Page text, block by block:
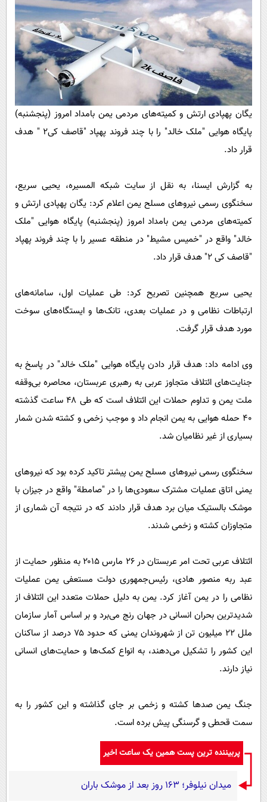
سرگرمی
فناوری
گوناگون
حوادث
محیط زیست
سلامت
فرهنگی
اجتماعی
حیات وحش
سیاست خارجی
پیامک
روانشناسی
آشپزی
دانلود
یگان پهپادی ارتش و کمیته‌های مردمی یمن بامداد امروز (پنجشنبه)
پایگاه هوایی "ملک خالد" را با چند فروند پهپاد "قاصف کی۲ " هدف
قرار داد.
به گزارش ایسنا، به نقل از سایت شبکه المسیره، یحیی سریع،
سخنگوی رسمی نیرو‌های مسلح یمن اعلام کرد: یگان پهپادی ارتش و
کمیته‌های مردمی یمن بامداد امروز (پنجشنبه) پایگاه هوایی "ملک
خالد" واقع در "خمیس مشیط" در منطقه عسیر را با چند فروند پهپاد
"قاصف کی ۲" هدف قرار داد.
یحیی سریع همچنین تصریح کرد: طی عملیات اول، سامانه‌های
ارتباطات نظامی و در عملیات بعدی، تانک‌ها و ایستگاه‌های سوخت
مورد هدف قرار گرفت.
وی ادامه داد: هدف قرار دادن پایگاه هوایی "ملک خالد" در پاسخ به
جنایت‌های ائتلاف متجاوز عربی به رهبری عربستان، محاصره بی‌وقفه
ملت یمن و تداوم حملات این ائتلاف است که طی ۴۸ ساعت گذشته
۴۰ حمله هوایی به یمن انجام داد و موجب زخمی و کشته شدن شمار
بسیاری از غیر نظامیان شد.
سخنگوی رسمی نیرو‌های مسلح یمن پیشتر تاکید کرده بود که نیرو‌های
یمنی اتاق عملیات مشترک سعودی‌ها را در "صامطة" واقع در جیزان با
موشک بالستیک میان برد هدف قرار دادند که در نتیجه آن شماری از
متجاوزان کشته و زخمی شدند.
ائتلاف عربی تحت امر عربستان در ۲۶ مارس ۲۰۱۵ به منظور حمایت از
عبد ربه منصور هادی، رئیس‌جمهوری دولت مستعفی یمن عملیات
نظامی را در یمن آغاز کرد. یمن به دلیل حملات متعدد این ائتلاف از
شدیدترین بحران انسانی در جهان رنج می‌برد و بر اساس آمار سازمان
ملل ۲۲ میلیون تن از شهروندان یمنی که حدود ۷۵ درصد از ساکنان
این کشور را تشکیل می‌دهند، به انواع کمک‌ها و حمایت‌های انسانی
نیاز دارند.
جنگ یمن صد‌ها کشته و زخمی بر جای گذاشته و این کشور را به
سمت قحطی و گرسنگی پیش برده است.
پربیننده ترین پست همین یک ساعت اخیر
میدان نیلوفر؛ ۱۶۳ روز بعد از موشک باران